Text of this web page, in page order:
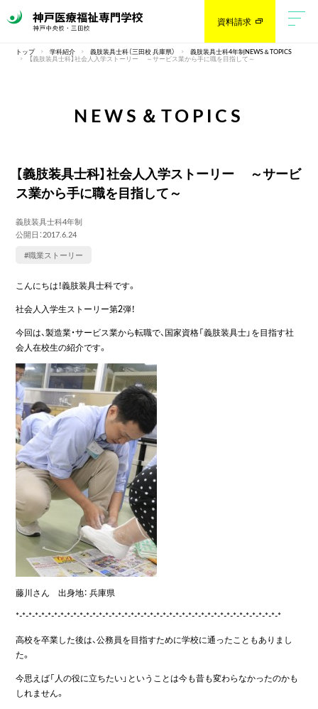
資料請求
トップ 学科紹介 義肢装具士科（三田校 兵庫県） 義肢装具士科4年制NEWS＆TOPICS
【義肢装具士科】社会人入学ストーリー ～サービス業から手に職を目指して～
NEWS＆TOPICS
【義肢装具士科】社会人入学ストーリー ～サービ
ス業から手に職を目指して～
義肢装具士科4年制
公開日：2017.6.24
#職業ストーリー
こんにちは！義肢装具士科です。
社会人入学生ストーリー第2弾！
今回は、製造業・サービス業から転職で、国家資格「義肢装具士」を目指す社
会人在校生の紹介です。
藤川さん 出身地： 兵庫県
*-*-*-*-*-*-*-*-*-*-*-*-*-*-*-*-*-*-*-*-*-*-*-*-*-*-*-*-*-*-*-*-*-*-*-*-*-*-*-*-*-*
高校を卒業した後は、公務員を目指すために学校に通ったこともありまし
た。
今思えば「人の役に立ちたい」ということは今も昔も変わらなかったのかも
しれません。